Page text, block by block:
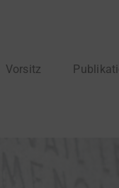
Vorsitz